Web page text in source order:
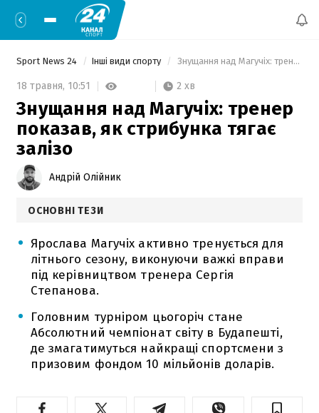
Sport News 24 Інші види спорту Знущання над Магучіх: тренер показав, як стрибунка тягає залізо
18 травня, 10:51 2 хв
Знущання над Магучіх: тренер
показав, як стрибунка тягає
залізо
Андрій Олійник
ОСНОВНІ ТЕЗИ
Ярослава Магучіх активно тренується для
літнього сезону, виконуючи важкі вправи
під керівництвом тренера Сергія
Степанова.
Головним турніром цьогоріч стане
Абсолютний чемпіонат світу в Будапешті,
де змагатимуться найкращі спортсмени з
призовим фондом 10 мільйонів доларів.